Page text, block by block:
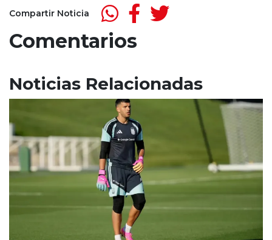
Compartir Noticia
Comentarios
Noticias Relacionadas